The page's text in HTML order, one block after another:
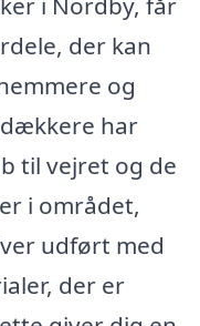
der kan
og
har
til vejret og de
i området,
udført med
der er